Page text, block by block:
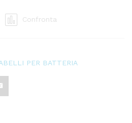
Confronta
PER BATTERIA